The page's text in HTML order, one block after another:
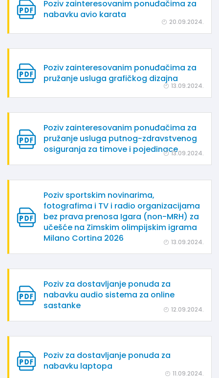
Poziv zainteresovanim ponuđačima za
nabavku avio karata
20.09.2024.
Poziv zainteresovanim ponuđačima za
pružanje usluga grafičkog dizajna
13.09.2024.
Poziv zainteresovanim ponuđačima za
pružanje usluga putnog-zdravstvenog
osiguranja za timove i pojedinace13.09.2024.
Poziv sportskim novinarima,
fotografima i TV i radio organizacijama
bez prava prenosa Igara (non-MRH) za
učešće na Zimskim olimpijskim igrama
Milano Cortina 2026
13.09.2024.
Poziv za dostavljanje ponuda za
nabavku audio sistema za online
sastanke
12.09.2024.
Poziv za dostavljanje ponuda za
nabavku laptopa
11.09.2024.